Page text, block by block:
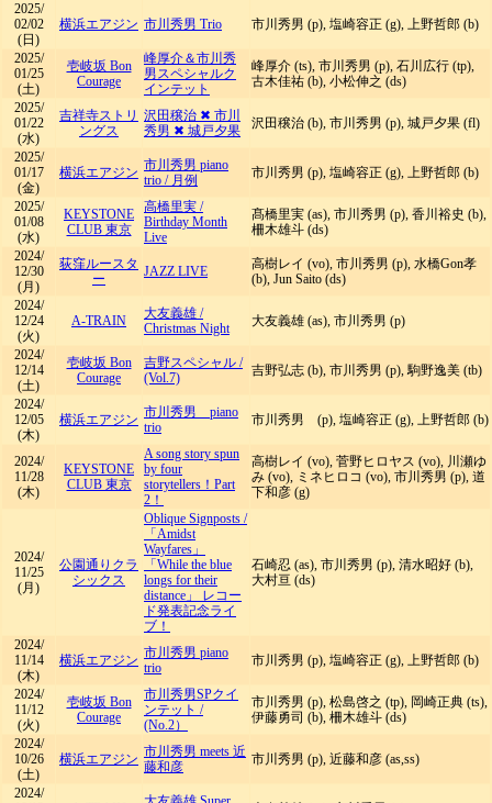
2025/
02/02
(日)
横浜エアジン 市川秀男 Trio 市川秀男 (p), 塩崎容正 (g), 上野哲郎 (b)
2025/
01/25
(土)
壱岐坂 Bon
Courage
峰厚介＆市川秀
男スペシャルク
インテット
峰厚介 (ts), 市川秀男 (p), 石川広行 (tp),
古木佳祐 (b), 小松伸之 (ds)
2025/
01/22
(水)
吉祥寺ストリ
ングス
沢田穣治 ✖ 市川
秀男 ✖ 城戸夕果
沢田穣治 (b), 市川秀男 (p), 城戸夕果 (fl)
2025/
01/17
(金)
横浜エアジン 市川秀男 piano
trio / 月例 市川秀男 (p), 塩崎容正 (g), 上野哲郎 (b)
2025/
01/08
(水)
KEYSTONE
CLUB 東京
高橋里実 /
Birthday Month
Live
髙橋里実 (as), 市川秀男 (p), 香川裕史 (b),
柵木雄斗 (ds)
2024/
12/30
(月)
荻窪ルースタ
ー
JAZZ LIVE
高樹レイ (vo), 市川秀男 (p), 水橋Gon孝
(b), Jun Saito (ds)
2024/
12/24
(火)
A-TRAIN 大友義雄 /
Christmas Night
大友義雄 (as), 市川秀男 (p)
2024/
12/14
(土)
壱岐坂 Bon
Courage
吉野スペシャル /
(Vol.7)
吉野弘志 (b), 市川秀男 (p), 駒野逸美 (tb)
2024/
12/05
(木)
横浜エアジン 市川秀男 piano
trio
市川秀男 (p), 塩崎容正 (g), 上野哲郎 (b)
2024/
11/28
(木)
KEYSTONE
CLUB 東京
A song story spun
by four
storytellers！Part
2！
高樹レイ (vo), 菅野ヒロヤス (vo), 川瀬ゆ
み (vo), ミネヒロコ (vo), 市川秀男 (p), 道
下和彦 (g)
2024/
11/25
(月)
公園通りクラ
シックス
Oblique Signposts /
「Amidst
Wayfares」
「While the blue
longs for their
distance」 レコー
ド発表記念ライ
ブ！
石崎忍 (as), 市川秀男 (p), 清水昭好 (b),
大村亘 (ds)
2024/
11/14
(木)
横浜エアジン 市川秀男 piano
trio
市川秀男 (p), 塩崎容正 (g), 上野哲郎 (b)
2024/
11/12
(火)
壱岐坂 Bon
Courage
市川秀男SPクイ
ンテット /
(No.2）
市川秀男 (p), 松島啓之 (tp), 岡崎正典 (ts),
伊藤勇司 (b), 柵木雄斗 (ds)
2024/
10/26
(土)
横浜エアジン 市川秀男 meets 近
藤和彦
市川秀男 (p), 近藤和彦 (as,ss)
2024/